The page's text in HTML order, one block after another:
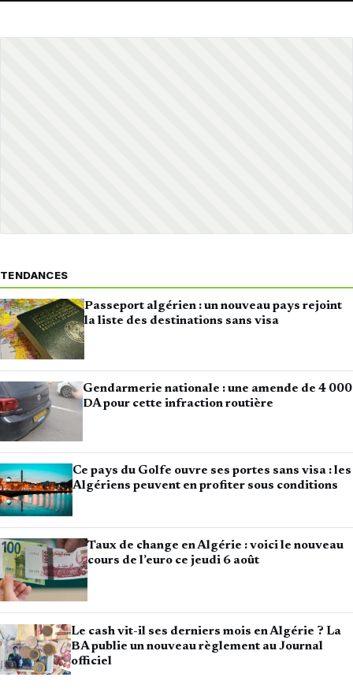
TENDANCES
Passeport algérien : un nouveau pays rejoint
la liste des destinations sans visa
Gendarmerie nationale : une amende de 4 000
DA pour cette infraction routière
Ce pays du Golfe ouvre ses portes sans visa : les
Algériens peuvent en profiter sous conditions
Taux de change en Algérie : voici le nouveau
cours de l’euro ce jeudi 6 août
Le cash vit-il ses derniers mois en Algérie ? La
BA publie un nouveau règlement au Journal
officiel